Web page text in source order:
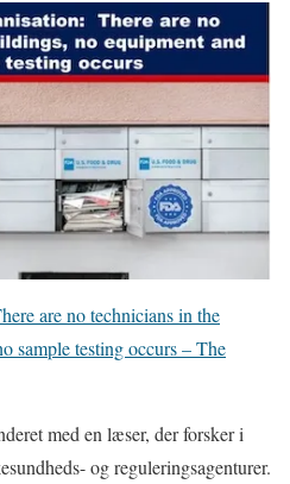
are no technicians in the
sample testing occurs – The
med en læser, der forsker i
og reguleringsagenturer.